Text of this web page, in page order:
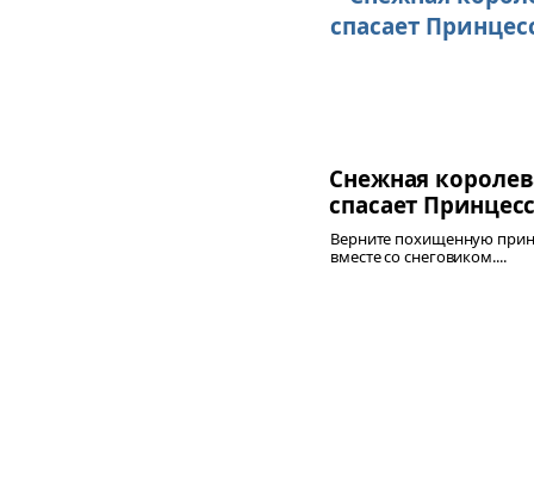
Снежная
спасает
Верните похищенную
вместе со снеговиком....